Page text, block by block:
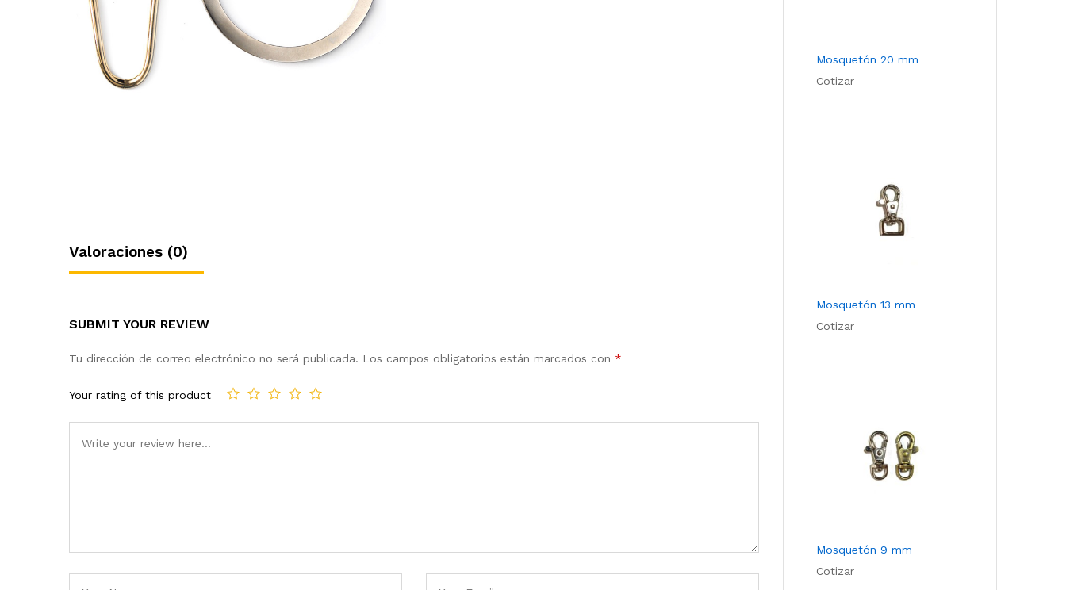
Valoraciones (0)
SUBMIT YOUR REVIEW
Tu dirección de correo electrónico no será publicada. Los campos obligatorios están marcados con *
Your rating of this product
Mosquetón 20 mm
Cotizar
Mosquetón 13 mm
Cotizar
Mosquetón 9 mm
Cotizar